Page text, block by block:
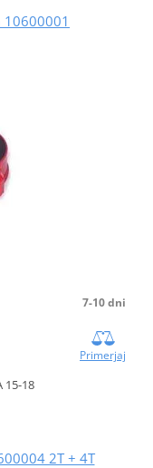
10600001
7-10 dni
Primerjaj
15-18
2T + 4T